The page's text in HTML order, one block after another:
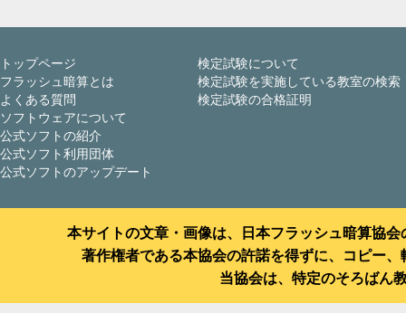
トップページ
フラッシュ暗算とは
よくある質問
ソフトウェアについて
公式ソフトの紹介
公式ソフト利用団体
公式ソフトのアップデート
検定試験について
検定試験を実施している教室の検索
検定試験の合格証明
本サイトの文章・画像は、日本フラッシュ暗算協
著作権者である本協会の許諾を得ずに、コピー
当協会は、特定のそろばん